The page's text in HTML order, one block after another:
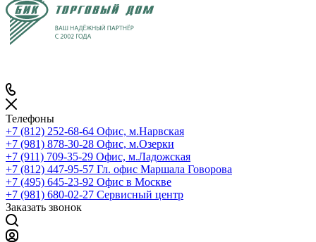
Телефоны
+7 (812) 252-68-64 Офис, м.Нарвская
+7 (981) 878-30-28 Офис, м.Озерки
+7 (911) 709-35-29 Офис, м.Ладожская
+7 (812) 447-95-57 Гл. офис Маршала Говорова
+7 (495) 645-23-92 Офис в Москве
+7 (981) 680-02-27 Сервисный центр
Заказать звонок